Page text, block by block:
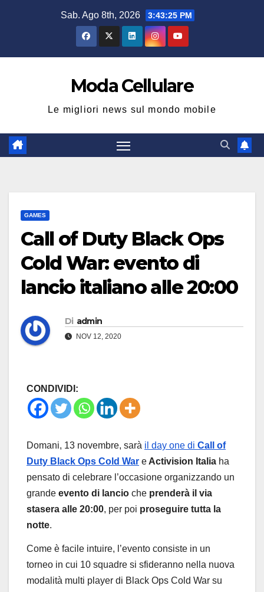
Sab. Ago 8th, 2026 3:43:25 PM
Moda Cellulare
Le migliori news sul mondo mobile
GAMES
Call of Duty Black Ops
Cold War: evento di
lancio italiano alle 20:00
Di admin
NOV 12, 2020
CONDIVIDI:
Domani, 13 novembre, sarà il day one di Call of
Duty Black Ops Cold War e Activision Italia ha
pensato di celebrare l’occasione organizzando un
grande evento di lancio che prenderà il via
stasera alle 20:00, per poi proseguire tutta la
notte.
Come è facile intuire, l’evento consiste in un
torneo in cui 10 squadre si sfideranno nella nuova
modalità multi player di Black Ops Cold War su